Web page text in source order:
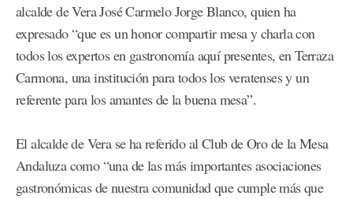
alcalde de Vera José Carmelo Jorge Blanco, quien ha
expresado “que es un honor compartir mesa y charla con
todos los expertos en gastronomía aquí presentes, en Terraza
Carmona, una institución para todos los veratenses y un
referente para los amantes de la buena mesa”.
El alcalde de Vera se ha referido al Club de Oro de la Mesa
Andaluza como “una de las más importantes asociaciones
gastronómicas de nuestra comunidad que cumple más que